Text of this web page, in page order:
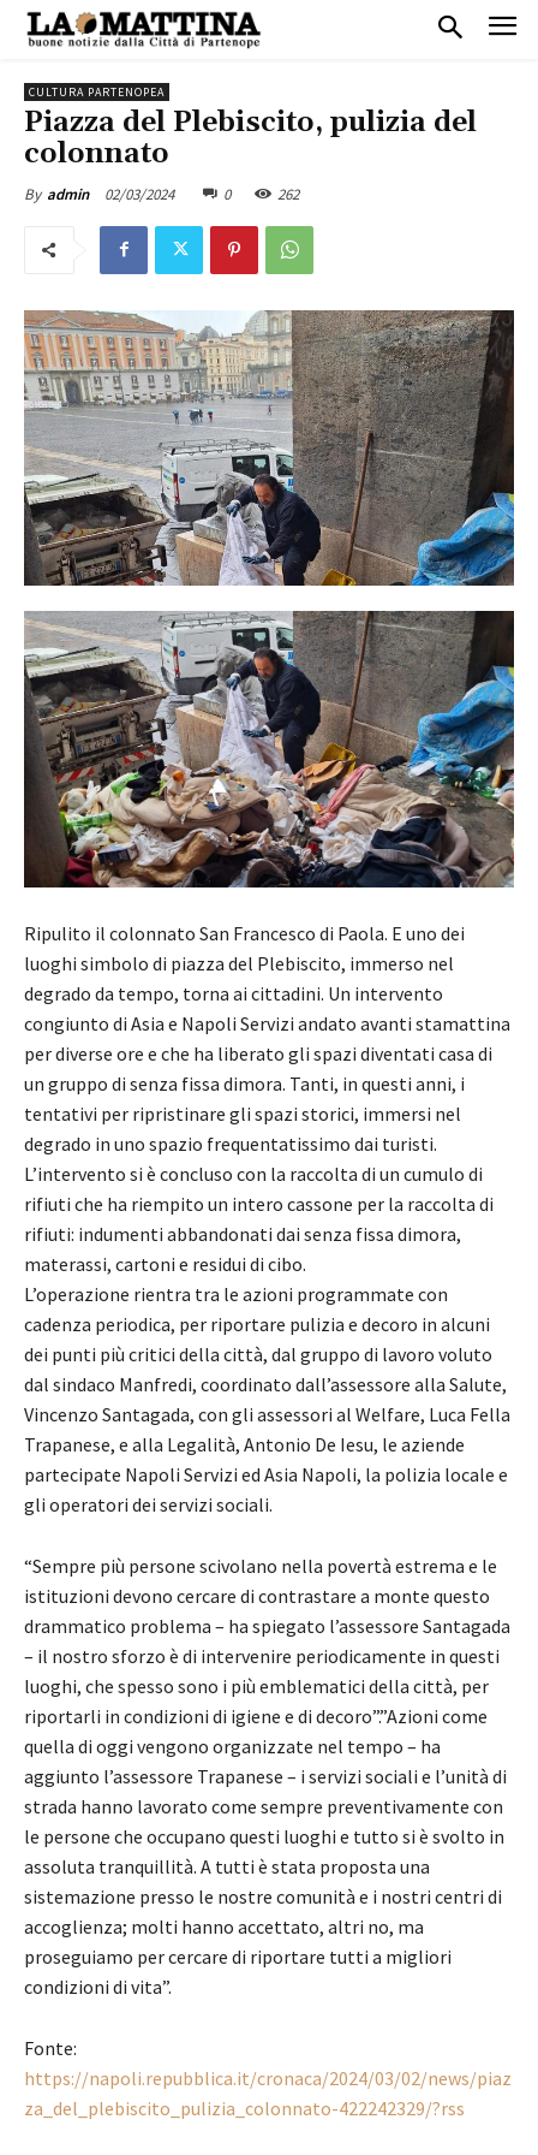
CULTURA PARTENOPEA
Piazza del Plebiscito, pulizia del
colonnato
By admin 02/03/2024 0 262
Ripulito il colonnato San Francesco di Paola. E uno dei
luoghi simbolo di piazza del Plebiscito, immerso nel
degrado da tempo, torna ai cittadini. Un intervento
congiunto di Asia e Napoli Servizi andato avanti stamattina
per diverse ore e che ha liberato gli spazi diventati casa di
un gruppo di senza fissa dimora. Tanti, in questi anni, i
tentativi per ripristinare gli spazi storici, immersi nel
degrado in uno spazio frequentatissimo dai turisti.
L’intervento si è concluso con la raccolta di un cumulo di
rifiuti che ha riempito un intero cassone per la raccolta di
rifiuti: indumenti abbandonati dai senza fissa dimora,
materassi, cartoni e residui di cibo.
L’operazione rientra tra le azioni programmate con
cadenza periodica, per riportare pulizia e decoro in alcuni
dei punti più critici della città, dal gruppo di lavoro voluto
dal sindaco Manfredi, coordinato dall’assessore alla Salute,
Vincenzo Santagada, con gli assessori al Welfare, Luca Fella
Trapanese, e alla Legalità, Antonio De Iesu, le aziende
partecipate Napoli Servizi ed Asia Napoli, la polizia locale e
gli operatori dei servizi sociali.
“Sempre più persone scivolano nella povertà estrema e le
istituzioni devono cercare di contrastare a monte questo
drammatico problema – ha spiegato l’assessore Santagada
– il nostro sforzo è di intervenire periodicamente in questi
luoghi, che spesso sono i più emblematici della città, per
riportarli in condizioni di igiene e di decoro”.”Azioni come
quella di oggi vengono organizzate nel tempo – ha
aggiunto l’assessore Trapanese – i servizi sociali e l’unità di
strada hanno lavorato come sempre preventivamente con
le persone che occupano questi luoghi e tutto si è svolto in
assoluta tranquillità. A tutti è stata proposta una
sistemazione presso le nostre comunità e i nostri centri di
accoglienza; molti hanno accettato, altri no, ma
proseguiamo per cercare di riportare tutti a migliori
condizioni di vita”.
Fonte:
https://napoli.repubblica.it/cronaca/2024/03/02/news/piaz
za_del_plebiscito_pulizia_colonnato-422242329/?rss